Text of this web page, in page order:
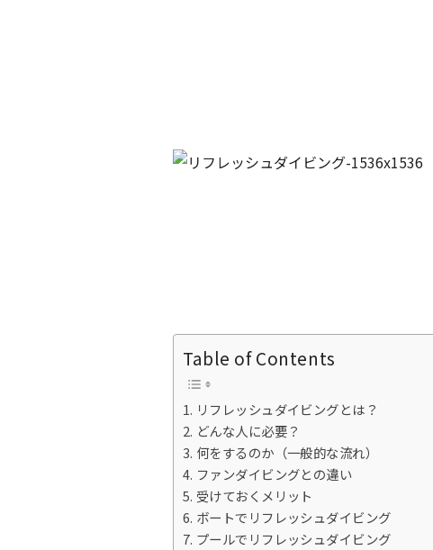
Table of Contents
リフレッシュダイビングとは？
どんな人に必要？
何をするのか（一般的な流れ）
ファンダイビングとの違い
受けておくメリット
ボートでリフレッシュダイビング
プールでリフレッシュダイビング